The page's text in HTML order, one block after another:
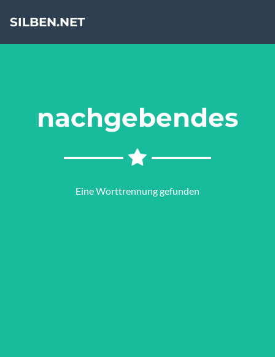
SILBEN.NET
nachgebendes
Eine Worttrennung gefunden